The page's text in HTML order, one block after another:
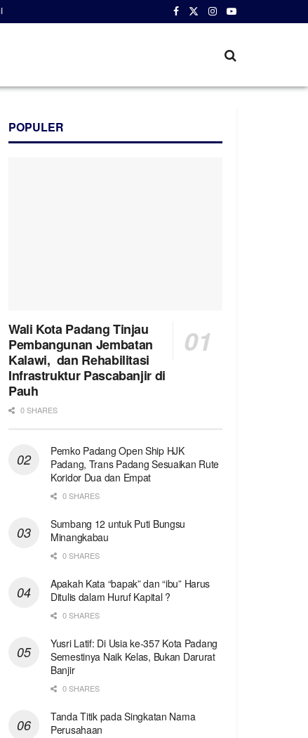
POPULER
Wali Kota Padang Tinjau
Pembangunan Jembatan
Kalawi, dan Rehabilitasi
Infrastruktur Pascabanjir di
Pauh
0 SHARES
Pemko Padang Open Ship HJK
Padang, Trans Padang Sesuaikan Rute
Koridor Dua dan Empat
0 SHARES
Sumbang 12 untuk Puti Bungsu
Minangkabau
0 SHARES
Apakah Kata “bapak” dan “ibu” Harus
Ditulis dalam Huruf Kapital ?
0 SHARES
Yusri Latif: Di Usia ke-357 Kota Padang
Semestinya Naik Kelas, Bukan Darurat
Banjir
0 SHARES
Tanda Titik pada Singkatan Nama
Perusahaan